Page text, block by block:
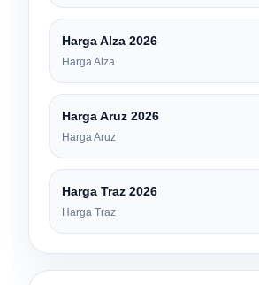
Harga Alza 2026
Harga Alza
Harga Aruz 2026
Harga Aruz
Harga Traz 2026
Harga Traz